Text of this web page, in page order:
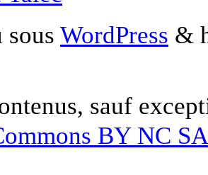
sous WordPress &
sauf
BY NC SA